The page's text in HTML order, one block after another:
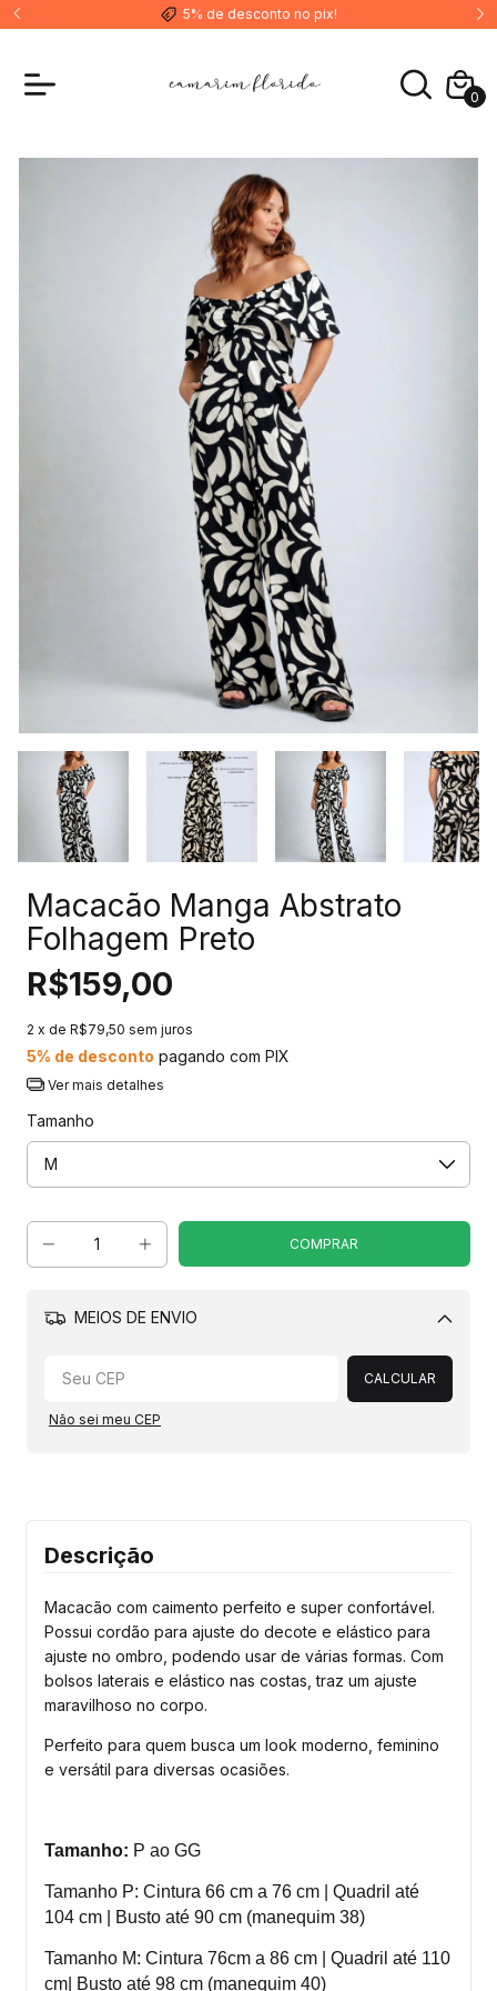
5% de desconto no pix!
0
Macacão Manga Abstrato
Folhagem Preto
R$159,00
2 x de R$79,50 sem juros
5% de desconto pagando com PIX
Ver mais detalhes
Tamanho
MEIOS DE ENVIO
Alterar CEP
CALCULAR
Não sei meu CEP
Descrição
Macacão com caimento perfeito e super confortável.
Possui cordão para ajuste do decote e elástico para
ajuste no ombro, podendo usar de várias formas. Com
bolsos laterais e elástico nas costas, traz um ajuste
maravilhoso no corpo.
Perfeito para quem busca um look moderno, feminino
e versátil para diversas ocasiões.
Tamanho: P ao GG
Tamanho P: Cintura 66 cm a 76 cm | Quadril até
104 cm | Busto até 90 cm (manequim 38)
Tamanho M: Cintura 76cm a 86 cm | Quadril até 110
cm| Busto até 98 cm (manequim 40)